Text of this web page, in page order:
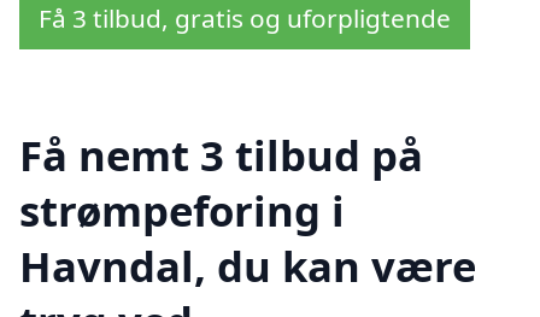
Få 3 tilbud, gratis og uforpligtende
Få nemt 3 tilbud på
strømpeforing i
Havndal, du kan være